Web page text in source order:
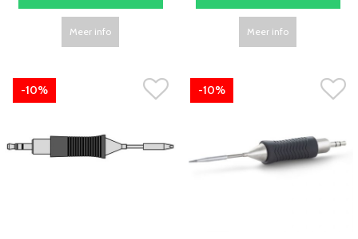
Meer info Meer info
-10% -10%